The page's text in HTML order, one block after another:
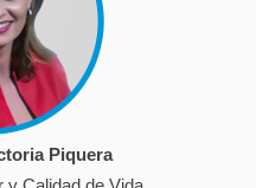
Piquera